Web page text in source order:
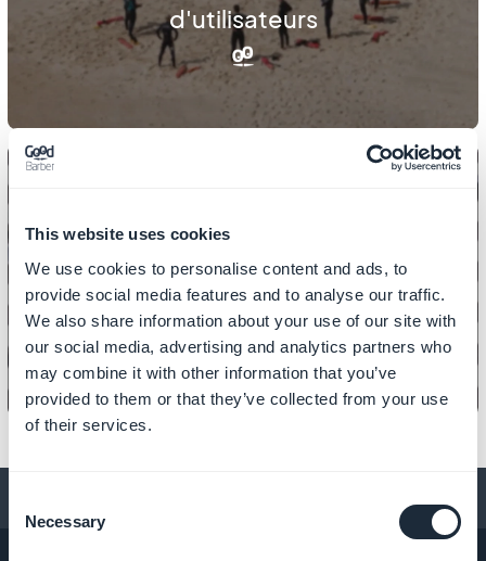
This website uses cookies
We use cookies to personalise content and ads, to
provide social media features and to analyse our traffic.
We also share information about your use of our site with
our social media, advertising and analytics partners who
may combine it with other information that you’ve
provided to them or that they’ve collected from your use
of their services.
Selection
Necessary
d'utilisateurs
FONCTIONNALITÉS UTILISATEURS
Comment ajouter un annuaire
d'utilisateurs dans votre app ?